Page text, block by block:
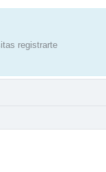
registrarte